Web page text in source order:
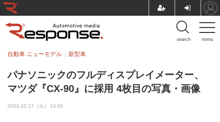
menu
search
パナソニックのフルディスプレイメーター、
マツダ『CX-90』に採用 4枚目の写真・画像
自動車 ニューモデル 新型車
2023.10.17（火） 10:00